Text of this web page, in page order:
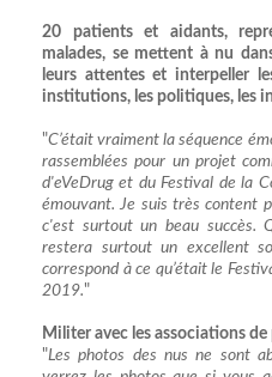
20 patients et aidants,
malades, se mettent à nu
leurs attentes et interpeller
institutions, les politiques, les
"C’était vraiment la séquence
rassemblées pour un projet
d'eVeDrug et du Festival de la
émouvant. Je suis très content
c'est surtout un beau succès.
restera surtout un excellent
correspond à ce qu’était le
2019."
Militer avec les associations
"Les photos des nus ne sont